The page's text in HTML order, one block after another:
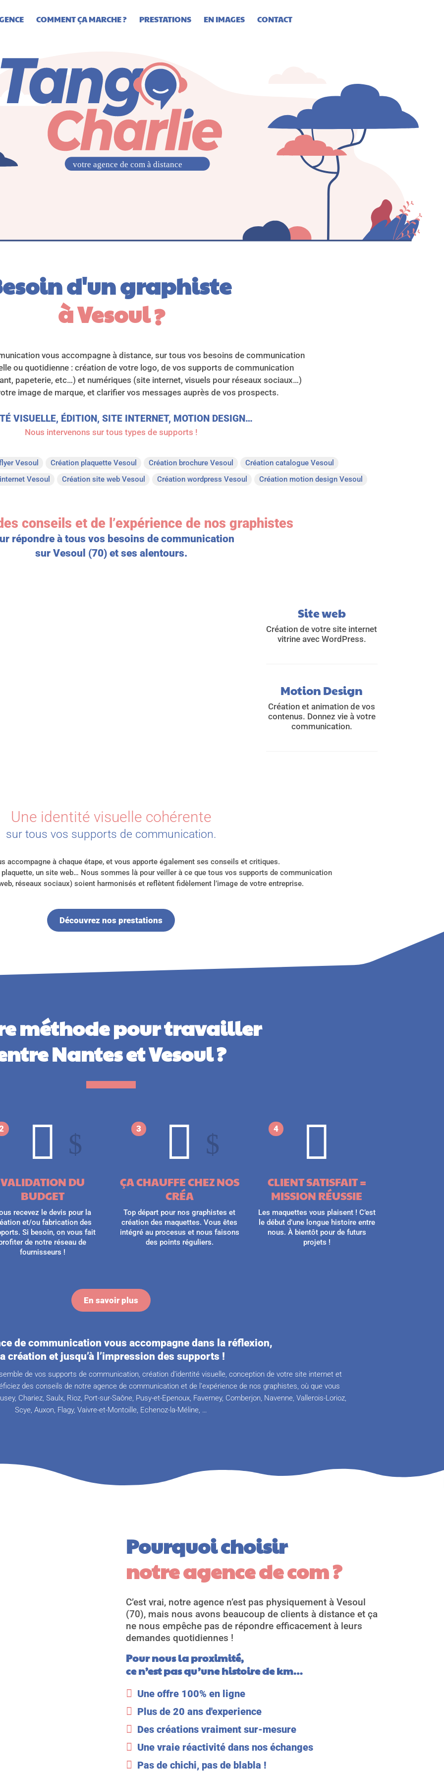
COMMENT ÇA MARCHE ? PRESTATIONS EN IMAGES CONTACT
d'un graphiste
à Vesoul ?
vous accompagne à distance, sur tous vos besoins de communication
ou quotidienne : création de votre logo, de vos supports de communication
papeterie, etc…) et numériques (site internet, visuels pour réseaux sociaux…)
image de marque, et clarifier vos messages auprès de vos prospects.
VISUELLE, ÉDITION, SITE INTERNET, MOTION DESIGN…
Nous intervenons sur tous types de supports !
Vesoul Création plaquette Vesoul Création brochure Vesoul
Création catalogue Vesoul
Vesoul
Création site web Vesoul Création wordpress Vesoul Création motion design Vesoul
conseils et de l’expérience de nos graphistes
répondre à tous vos besoins de communication
sur Vesoul (70) et ses alentours.
Site web
Création de votre site internet
vitrine avec WordPress.
Motion Design
Création et animation de vos
contenus. Donnez vie à votre
communication.
Une identité visuelle cohérente
sur tous vos supports de communication.
accompagne à chaque étape, et vous apporte également ses conseils et critiques.
un site web… Nous sommes là pour veiller à ce que tous vos supports de communication
réseaux sociaux) soient harmonisés et reflètent fidèlement l’image de votre entreprise.
Découvrez nos prestations
méthode pour travailler
Nantes et Vesoul ?
 $
VALIDATION DU
BUDGET
recevez le devis pour la
et/ou fabrication des
Si besoin, on vous fait
de notre réseau de
fournisseurs !
 $
3
ÇA CHAUFFE CHEZ NOS
CRÉA
Top départ pour nos graphistes et
création des maquettes. Vous êtes
intégré au procesus et nous faisons
des points réguliers.

4
CLIENT SATISFAIT =
MISSION RÉUSSIE
Les maquettes vous plaisent ! C’est
le début d’une longue histoire entre
nous. À bientôt pour de futurs
projets !
En savoir plus
de communication vous accompagne dans la réflexion,
création et jusqu’à l’impression des supports !
de vos supports de communication, création d’identité visuelle, conception de votre site internet et
des conseils de notre agence de communication et de l’expérience de nos graphistes, où que vous
Chariez, Saulx, Rioz, Port-sur-Saône, Pusy-et-Epenoux, Faverney, Comberjon, Navenne, Vallerois-Lorioz,
Scye, Auxon, Flagy, Vaivre-et-Montoille, Echenoz-la-Méline, …
Pourquoi choisir
notre agence de com ?
C’est vrai, notre agence n’est pas physiquement à Vesoul
(70), mais nous avons beaucoup de clients à distance et ça
ne nous empêche pas de répondre efficacement à leurs
demandes quotidiennes !
Pour nous la proximité,
ce n’est pas qu’une histoire de km…
 Une offre 100% en ligne
 Plus de 20 ans d'experience
 Des créations vraiment sur-mesure
 Une vraie réactivité dans nos échanges
 Pas de chichi, pas de blabla !